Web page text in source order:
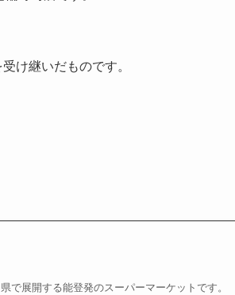
受け継いだものです。
で展開する能登発のスーパーマーケットです。